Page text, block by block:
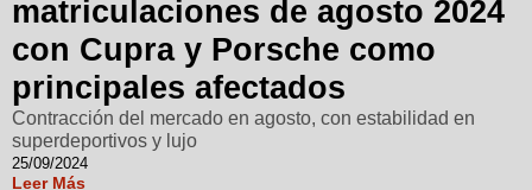
matriculaciones de agosto 2024
con Cupra y Porsche como
principales afectados
Contracción del mercado en agosto, con estabilidad en
superdeportivos y lujo
25/09/2024
Leer Más